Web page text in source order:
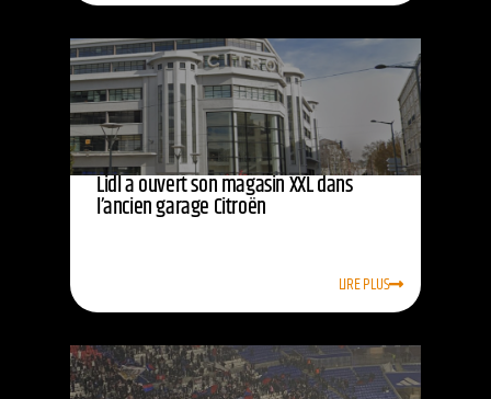
Lidl a ouvert son magasin XXL dans
l’ancien garage Citroën
LIRE PLUS